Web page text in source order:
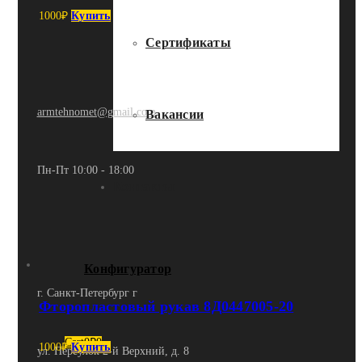
armtehnomet@gmail.com
Пн-Пт 10:00 - 18:00
г. Санкт-Петербург г
ул. Переулок 2-й Верхний, д. 8
Сертификаты
Вакансии
Конфигуратор
Cart0₽0
1000₽ Купить
Фторопластовый рукав 8Д0447005-20
1000₽ Купить